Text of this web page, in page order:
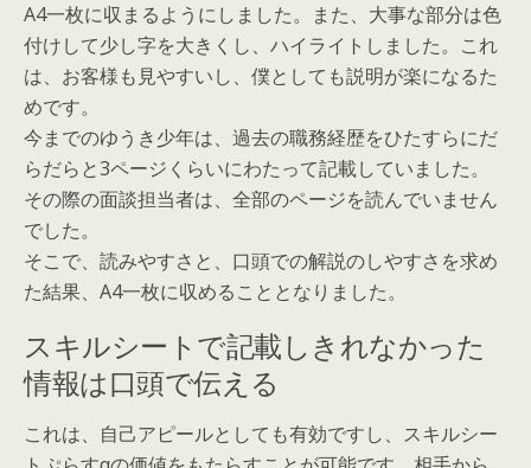
A4一枚に収まるようにしました。また、大事な部分は色
付けして少し字を大きくし、ハイライトしました。これ
は、お客様も見やすいし、僕としても説明が楽になるた
めです。
今までのゆうき少年は、過去の職務経歴をひたすらにだ
らだらと3ページくらいにわたって記載していました。
その際の面談担当者は、全部のページを読んでいません
でした。
そこで、読みやすさと、口頭での解説のしやすさを求め
た結果、A4一枚に収めることとなりました。
スキルシートで記載しきれなかった
情報は口頭で伝える
これは、自己アピールとしても有効ですし、スキルシー